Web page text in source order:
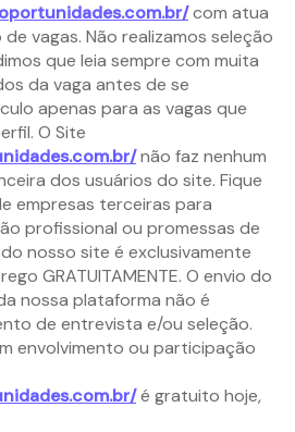
com atua
de vagas. Não realizamos seleção
que leia sempre com muita
da vaga antes de se
apenas para as vagas que
O Site
não faz nenhum
dos usuários do site. Fique
empresas terceiras para
profissional ou promessas de
nosso site é exclusivamente
GRATUITAMENTE. O envio do
nossa plataforma não é
de entrevista e/ou seleção.
envolvimento ou participação
é gratuito hoje,